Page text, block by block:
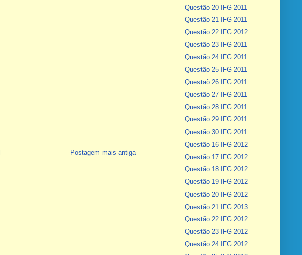
Postagem mais antiga
Questão 20 IFG 2011
Questão 21 IFG 2011
Questão 22 IFG 2012
Questão 23 IFG 2011
Questão 24 IFG 2011
Questão 25 IFG 2011
Questaõ 26 IFG 2011
Questão 27 IFG 2011
Questão 28 IFG 2011
Questão 29 IFG 2011
Questão 30 IFG 2011
Questão 16 IFG 2012
Questão 17 IFG 2012
Questão 18 IFG 2012
Questão 19 IFG 2012
Questão 20 IFG 2012
Questão 21 IFG 2013
Questão 22 IFG 2012
Questão 23 IFG 2012
Questão 24 IFG 2012